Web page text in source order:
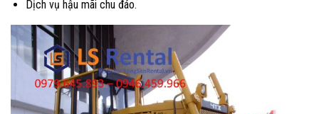
Dịch vụ hậu mãi chu đáo.